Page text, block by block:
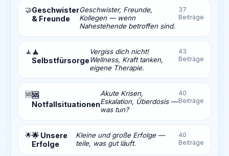
🤝Geschwister
& Freunde
Geschwister, Freunde,
Kollegen — wenn
Nahestehende betroffen sind.
37
Beiträge
🧘 🧘
Selbstfürsorge
Vergiss dich nicht!
Wellness, Kraft tanken,
eigene Therapie.
43
Beiträge
🆘🆘
Notfallsituationen
Akute Krisen,
Eskalation, Überdosis —
was tun?
40
Beiträge
🌟🌟 Unsere
Erfolge
Kleine und große Erfolge —
teile, was gut läuft.
40
Beiträge